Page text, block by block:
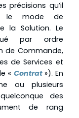
précisions qu’il
le mode de
la Solution. Le
par ordre
de Commande,
de Services et
« Contrat »). En
ou plusieurs
des
de rang